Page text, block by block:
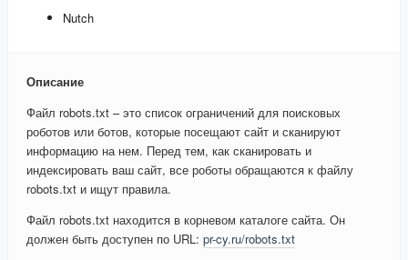
Nutch
Описание
Файл robots.txt – это список ограничений для поисковых
роботов или ботов, которые посещают сайт и сканируют
информацию на нем. Перед тем, как сканировать и
индексировать ваш сайт, все роботы обращаются к файлу
robots.txt и ищут правила.
Файл robots.txt находится в корневом каталоге сайта. Он
должен быть доступен по URL: pr-cy.ru/robots.txt